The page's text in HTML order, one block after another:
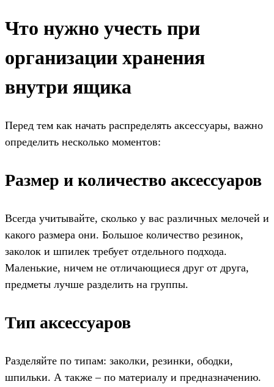
Что нужно учесть при
организации хранения
внутри ящика
Перед тем как начать распределять аксессуары, важно
определить несколько моментов:
Размер и количество аксессуаров
Всегда учитывайте, сколько у вас различных мелочей и
какого размера они. Большое количество резинок,
заколок и шпилек требует отдельного подхода.
Маленькие, ничем не отличающиеся друг от друга,
предметы лучше разделить на группы.
Тип аксессуаров
Разделяйте по типам: заколки, резинки, ободки,
шпильки. А также – по материалу и предназначению.